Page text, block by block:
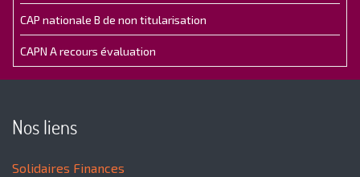
CAP nationale B de non titularisation
CAPN A recours évaluation
Nos liens
Solidaires Finances